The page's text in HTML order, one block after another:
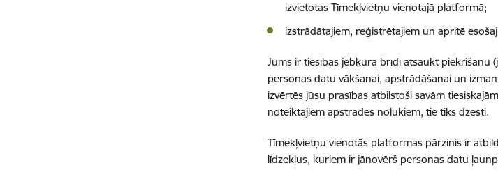
izvietotas Tīmekļvietņu vienotajā platformā;
izstrādātajiem, reģistrētajiem un apritē
Jums ir tiesības jebkurā brīdī atsaukt piekrišanu
personas datu vākšanai, apstrādāšanai un
izvērtēs jūsu prasības atbilstoši savām
noteiktajiem apstrādes nolūkiem, tie tiks dzēsti.
Tīmekļvietņu vienotās platformas pārzinis ir
līdzekļus, kuriem ir jānovērš personas datu